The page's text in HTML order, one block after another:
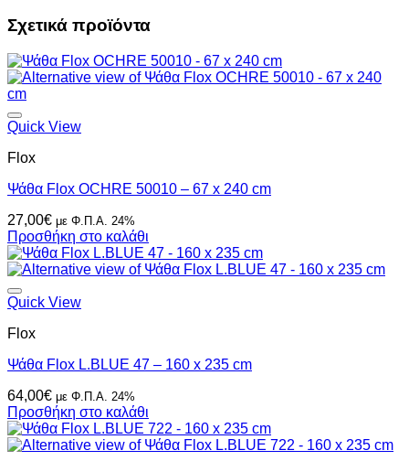
Σχετικά προϊόντα
Quick View
Flox
Ψάθα Flox OCHRE 50010 – 67 x 240 cm
27,00€ με Φ.Π.Α. 24%
Προσθήκη στο καλάθι
Quick View
Flox
Ψάθα Flox L.BLUE 47 – 160 x 235 cm
64,00€ με Φ.Π.Α. 24%
Προσθήκη στο καλάθι